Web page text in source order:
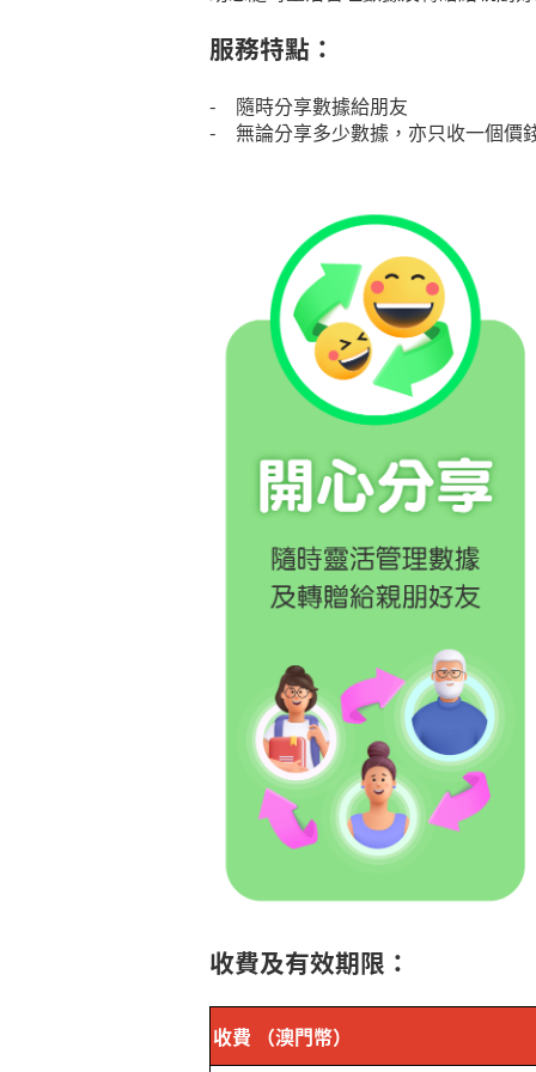
服務特點：
- 隨時分享數據給朋友
- 無論分享多少數據，亦只收一個價
收費及有效期限：
收費
（澳門幣）